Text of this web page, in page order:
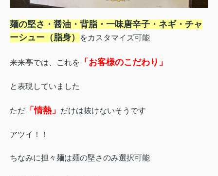
麺の堅さ・醤油・背脂・一味唐辛子・ネギ・チャ
ーシュー（脂身）
をカスタマイズ可能
来来亭では、これを 「お客様のこだわり」
と表現していました
ただ 「情熱」 だけは抜けないそうです
アツイ！！
ちなみに担々麺は麺の堅さのみ選択可能